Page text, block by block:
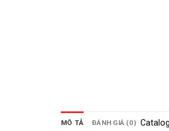
MÔ TẢ ĐÁNH GIÁ (0)